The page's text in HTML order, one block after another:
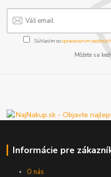
Súhlasím sospracovaním
Môžete sa
Informácie pre
O nás